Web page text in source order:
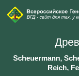
Scheuermann,
Reich,